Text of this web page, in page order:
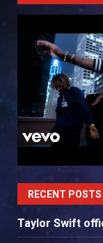
RECENT POSTS
Taylor Swift